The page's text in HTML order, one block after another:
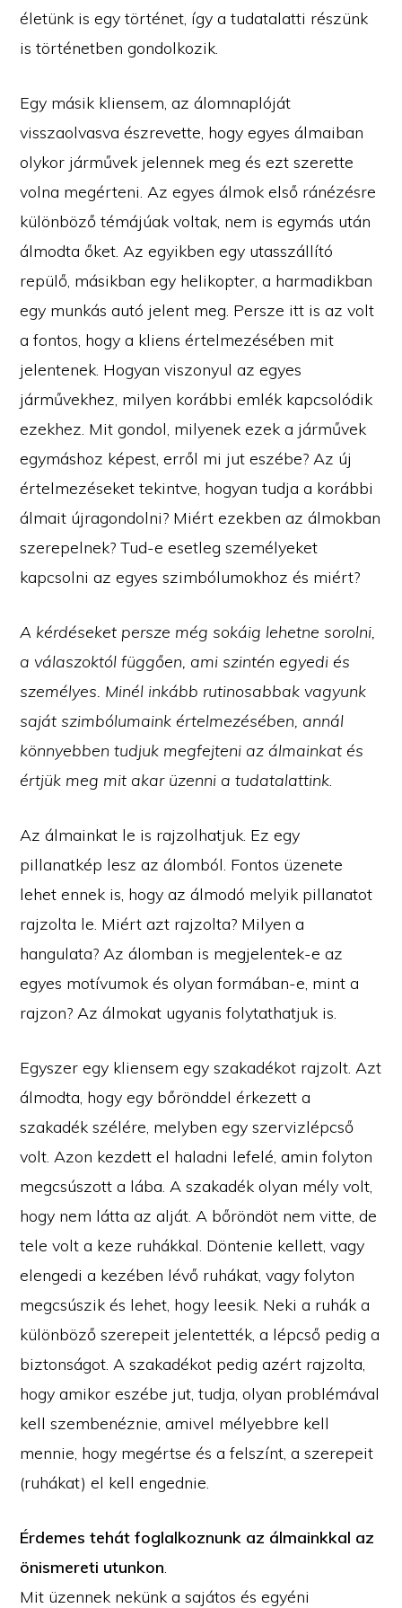
életünk is egy történet, így a tudatalatti részünk
is történetben gondolkozik.
Egy másik kliensem, az álomnaplóját
visszaolvasva észrevette, hogy egyes álmaiban
olykor járművek jelennek meg és ezt szerette
volna megérteni. Az egyes álmok első ránézésre
különböző témájúak voltak, nem is egymás után
álmodta őket. Az egyikben egy utasszállító
repülő, másikban egy helikopter, a harmadikban
egy munkás autó jelent meg. Persze itt is az volt
a fontos, hogy a kliens értelmezésében mit
jelentenek. Hogyan viszonyul az egyes
járművekhez, milyen korábbi emlék kapcsolódik
ezekhez. Mit gondol, milyenek ezek a járművek
egymáshoz képest, erről mi jut eszébe? Az új
értelmezéseket tekintve, hogyan tudja a korábbi
álmait újragondolni? Miért ezekben az álmokban
szerepelnek? Tud-e esetleg személyeket
kapcsolni az egyes szimbólumokhoz és miért?
A kérdéseket persze még sokáig lehetne sorolni,
a válaszoktól függően, ami szintén egyedi és
személyes. Minél inkább rutinosabbak vagyunk
saját szimbólumaink értelmezésében, annál
könnyebben tudjuk megfejteni az álmainkat és
értjük meg mit akar üzenni a tudatalattink.
Az álmainkat le is rajzolhatjuk. Ez egy
pillanatkép lesz az álomból. Fontos üzenete
lehet ennek is, hogy az álmodó melyik pillanatot
rajzolta le. Miért azt rajzolta? Milyen a
hangulata? Az álomban is megjelentek-e az
egyes motívumok és olyan formában-e, mint a
rajzon? Az álmokat ugyanis folytathatjuk is.
Egyszer egy kliensem egy szakadékot rajzolt. Azt
álmodta, hogy egy bőrönddel érkezett a
szakadék szélére, melyben egy szervizlépcső
volt. Azon kezdett el haladni lefelé, amin folyton
megcsúszott a lába. A szakadék olyan mély volt,
hogy nem látta az alját. A bőröndöt nem vitte, de
tele volt a keze ruhákkal. Döntenie kellett, vagy
elengedi a kezében lévő ruhákat, vagy folyton
megcsúszik és lehet, hogy leesik. Neki a ruhák a
különböző szerepeit jelentették, a lépcső pedig a
biztonságot. A szakadékot pedig azért rajzolta,
hogy amikor eszébe jut, tudja, olyan problémával
kell szembenéznie, amivel mélyebbre kell
mennie, hogy megértse és a felszínt, a szerepeit
(ruhákat) el kell engednie.
Érdemes tehát foglalkoznunk az álmainkkal az
önismereti utunkon.
Mit üzennek nekünk a sajátos és egyéni